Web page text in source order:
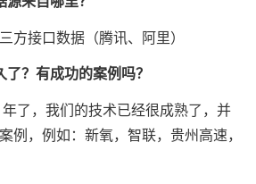
方接口数据（腾讯、阿里）
？有成功的案例吗？
了，我们的技术已经很成熟了，并
例，例如：新氧，智联，贵州高速，